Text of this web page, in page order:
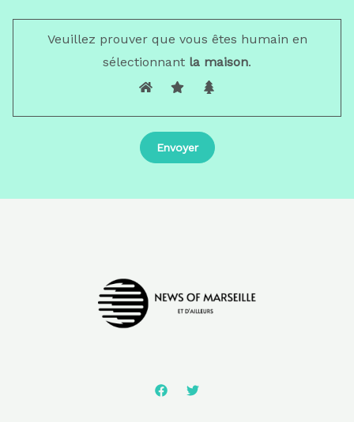
Veuillez prouver que vous êtes humain en
sélectionnant la maison.